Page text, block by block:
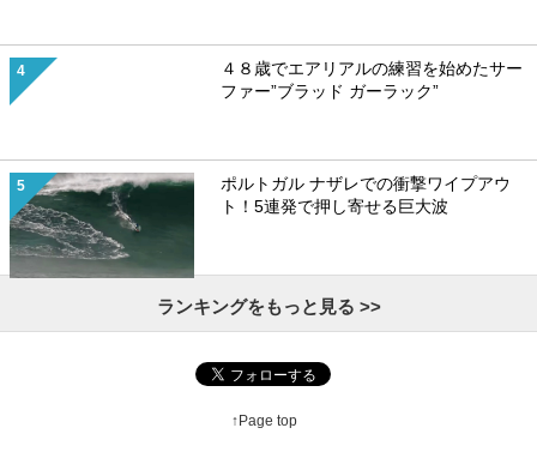
４８歳でエアリアルの練習を始めたサー
ファー”ブラッド ガーラック”
ポルトガル ナザレでの衝撃ワイプアウ
ト！5連発で押し寄せる巨大波
ランキングをもっと見る >>
↑Page top